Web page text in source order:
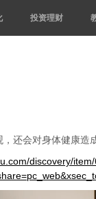
投资理财
还会对身体健康造
discovery/